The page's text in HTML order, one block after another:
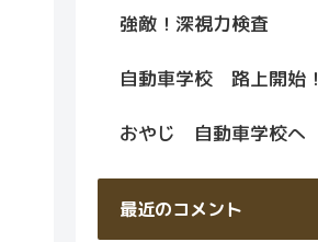
強敵！深視力検査
自動車学校 路上開始！
おやじ 自動車学校へ
最近のコメント